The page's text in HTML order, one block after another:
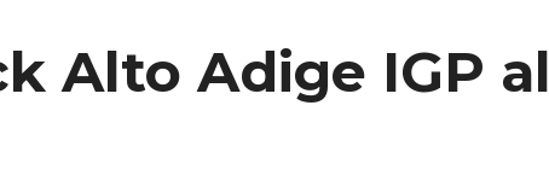
Alto Adige IGP al